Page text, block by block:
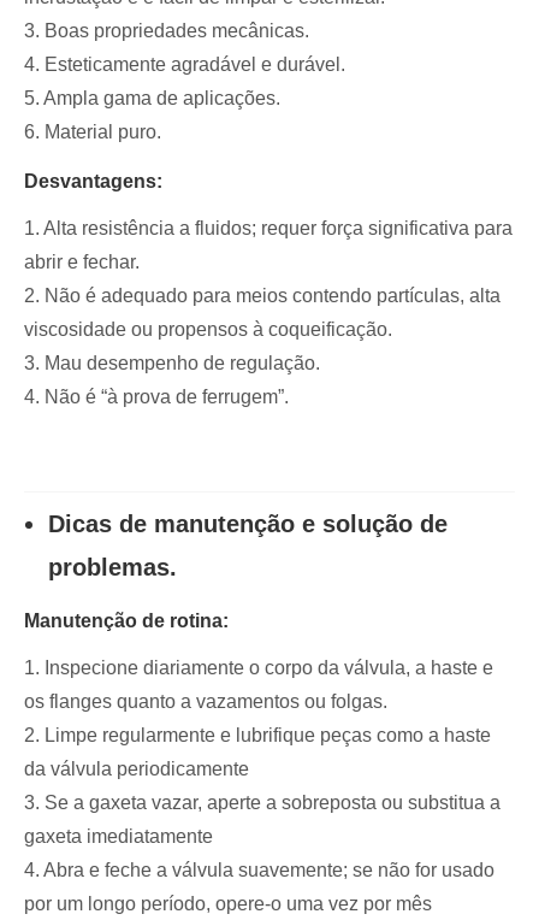
3. Boas propriedades mecânicas.
4. Esteticamente agradável e durável.
5. Ampla gama de aplicações.
6. Material puro.
Desvantagens:
1. Alta resistência a fluidos; requer força significativa para
abrir e fechar.
2. Não é adequado para meios contendo partículas, alta
viscosidade ou propensos à coqueificação.
3. Mau desempenho de regulação.
4. Não é “à prova de ferrugem”.
Dicas de manutenção e solução de
problemas.
Manutenção de rotina:
1. Inspecione diariamente o corpo da válvula, a haste e
os flanges quanto a vazamentos ou folgas.
2. Limpe regularmente e lubrifique peças como a haste
da válvula periodicamente
3. Se a gaxeta vazar, aperte a sobreposta ou substitua a
gaxeta imediatamente
4. Abra e feche a válvula suavemente; se não for usado
por um longo período, opere-o uma vez por mês